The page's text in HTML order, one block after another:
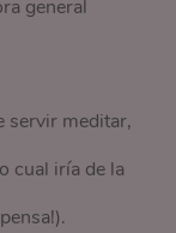
general
servir meditar,
cual iría de la